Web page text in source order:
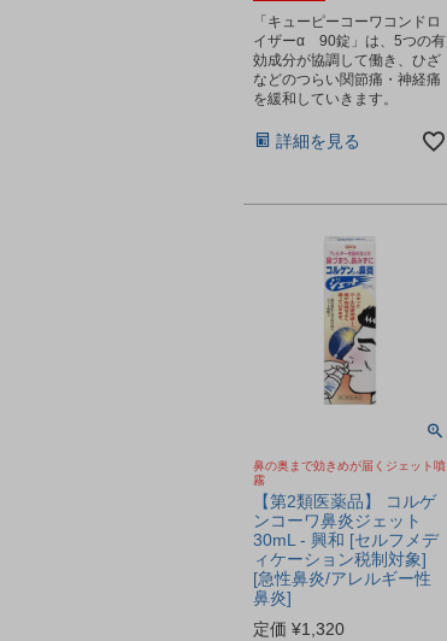
「キューピーコーワコンドロ
イザーα 90錠」は、5つの有
効成分が協調して働き、ひざ
などのつらい関節痛・神経痛
を緩和していきます。
詳細を見る
鼻の奥まで効きめが届くジェット噴
霧
【第2類医薬品】 コルゲ
ンコーワ鼻炎ジェット
30mL - 興和 [セルフメデ
ィケーション税制対象]
[急性鼻炎/アレルギー性
鼻炎]
定価 ¥1,320